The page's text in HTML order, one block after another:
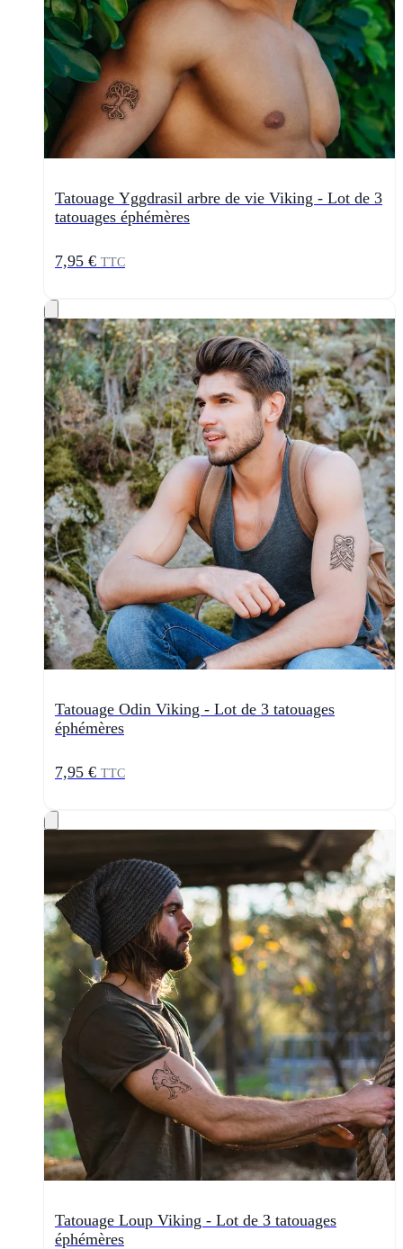
Tatouage Yggdrasil arbre de vie Viking - Lot de 3
tatouages éphémères
7,95 € TTC
Tatouage Odin Viking - Lot de 3 tatouages
éphémères
7,95 € TTC
Tatouage Loup Viking - Lot de 3 tatouages
éphémères